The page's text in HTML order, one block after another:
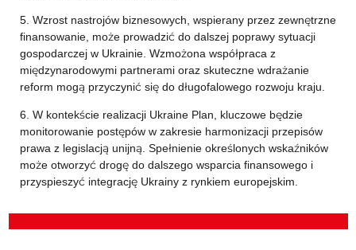
5. Wzrost nastrojów biznesowych, wspierany przez zewnętrzne
finansowanie, może prowadzić do dalszej poprawy sytuacji
gospodarczej w Ukrainie. Wzmożona współpraca z
międzynarodowymi partnerami oraz skuteczne wdrażanie
reform mogą przyczynić się do długofalowego rozwoju kraju.
6. W kontekście realizacji Ukraine Plan, kluczowe będzie
monitorowanie postępów w zakresie harmonizacji przepisów
prawa z legislacją unijną. Spełnienie określonych wskaźników
może otworzyć drogę do dalszego wsparcia finansowego i
przyspieszyć integrację Ukrainy z rynkiem europejskim.